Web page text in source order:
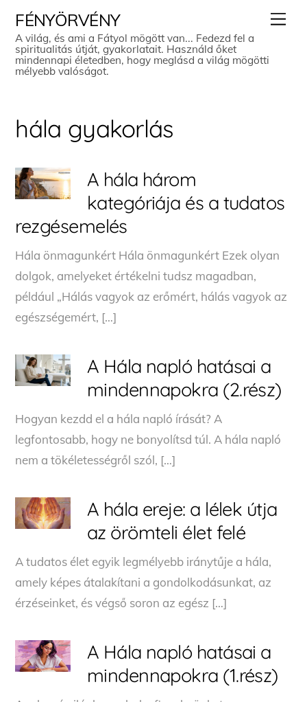
content
FÉNYÖRVÉNY
A világ, és ami a Fátyol mögött van... Fedezd fel a
spiritualitás útját, gyakorlatait. Használd őket
mindennapi életedben, hogy meglásd a világ mögötti
mélyebb valóságot.
hála gyakorlás
A hála három
kategóriája és a tudatos
rezgésemelés
Hála önmagunkért Hála önmagunkért Ezek olyan
dolgok, amelyeket értékelni tudsz magadban,
például „Hálás vagyok az erőmért, hálás vagyok az
egészségemért, […]
A Hála napló hatásai a
mindennapokra (2.rész)
Hogyan kezdd el a hála napló írását? A
legfontosabb, hogy ne bonyolítsd túl. A hála napló
nem a tökéletességről szól, […]
A hála ereje: a lélek útja
az örömteli élet felé
A tudatos élet egyik legmélyebb iránytűje a hála,
amely képes átalakítani a gondolkodásunkat, az
érzéseinket, és végső soron az egész […]
A Hála napló hatásai a
mindennapokra (1.rész)